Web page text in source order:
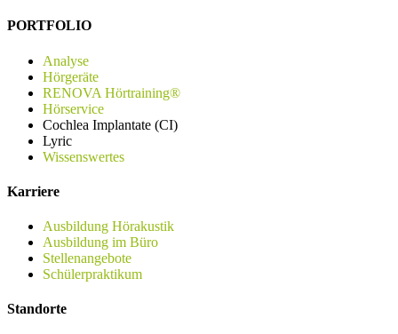
PORTFOLIO
Analyse
Hörgeräte
RENOVA Hörtraining®
Hörservice
Cochlea Implantate (CI)
Lyric
Wissenswertes
Karriere
Ausbildung Hörakustik
Ausbildung im Büro
Stellenangebote
Schülerpraktikum
Standorte